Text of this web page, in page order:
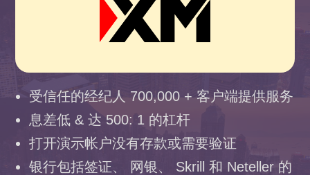
受信任的经纪人 700,000 + 客户端提供服务
息差低 & 达 500: 1 的杠杆
打开演示帐户没有存款或需要验证
银行包括签证、 网银、 Skrill 和 Neteller 的